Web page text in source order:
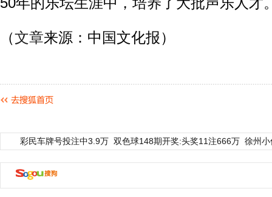
（文章来源：中国文化报）
彩民车牌号投注中3.9万 双色球148期开奖:头奖11注666万 徐州